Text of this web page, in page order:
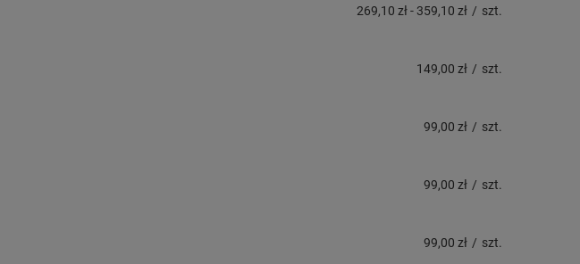
269,10 zł- 359,10 zł / szt.
149,00 zł / szt.
99,00 zł / szt.
99,00 zł / szt.
99,00 zł / szt.